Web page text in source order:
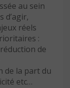
au sein
d’agir,
réels
:
de
de la part du
etc…